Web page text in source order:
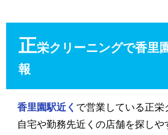
正栄クリーニングで香里
報
香里園駅近く で営業している正
自宅や勤務先近くの店舗を探し